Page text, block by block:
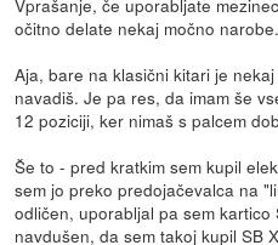
očitno delate nekaj močno narobe.
Aja, bare na klasični kitari je
navadiš. Je pa res, da imam še
12 poziciji, ker nimaš s palcem
Še to - pred kratkim sem kupil
sem jo preko predojačevalca na
odličen, uporabljal pa sem kartico
navdušen, da sem takoj kupil SB